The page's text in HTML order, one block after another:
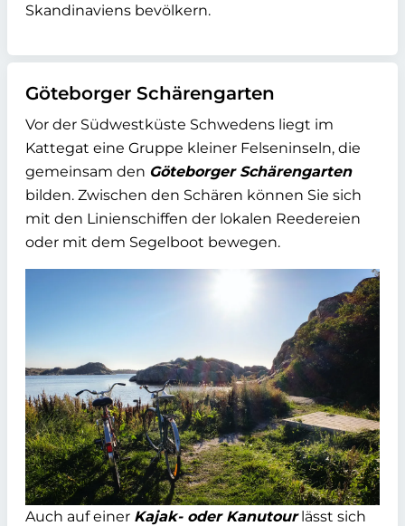
Skandinaviens bevölkern.
Göteborger Schärengarten
Vor der Südwestküste Schwedens liegt im
Kattegat eine Gruppe kleiner Felseninseln, die
gemeinsam den Göteborger Schärengarten
bilden. Zwischen den Schären können Sie sich
mit den Linienschiffen der lokalen Reedereien
oder mit dem Segelboot bewegen.
Auch auf einer Kajak- oder Kanutourlässt sich